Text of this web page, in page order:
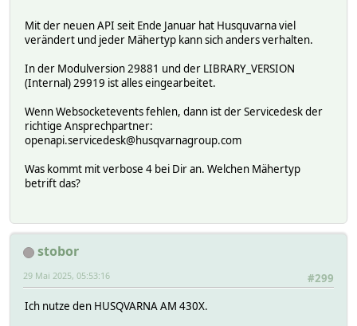
batteryPercent 97
calendar:
HASH(0x5ae3cc30d050)
capabilities:
statusTimestamp 1745075140443
mower:
activity MOWING
errorCodeTimestamp 0
inactiveReason NONE
planner:
restrictedReason NOT_APPLICABLE
action FORCE_MOW
HASH(0x5ae3d7f9bd60)
Mit der neuen API seit Ende Januar hat Husquvarna viel
verändert und jeder Mähertyp kann sich anders verhalten.
In der Modulversion 29881 und der LIBRARY_VERSION
(Internal) 29919 ist alles eingearbeitet.
Wenn Websocketevents fehlen, dann ist der Servicedesk der
richtige Ansprechpartner:
openapi.servicedesk@husqvarnagroup.com
Was kommt mit verbose 4 bei Dir an. Welchen Mähertyp
betrift das?
stobor
#299
29 Mai 2025, 05:53:16
Ich nutze den HUSQVARNA AM 430X.